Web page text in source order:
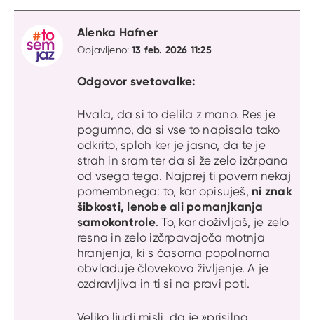
Alenka Hafner
Objavljeno:13 feb. 2026 11:25
Odgovor svetovalke:
Hvala, da si to delila z mano. Res je
pogumno, da si vse to napisala tako
odkrito, sploh ker je jasno, da te je
strah in sram ter da si že zelo izčrpana
od vsega tega. Najprej ti povem nekaj
pomembnega: to, kar opisuješ, ni znak
šibkosti, lenobe ali pomanjkanja
samokontrole. To, kar doživljaš, je zelo
resna in zelo izčrpavajoča motnja
hranjenja, ki s časoma popolnoma
obvladuje človekovo življenje. A je
ozdravljiva in ti si na pravi poti.
Veliko ljudi misli, da je »prisilno